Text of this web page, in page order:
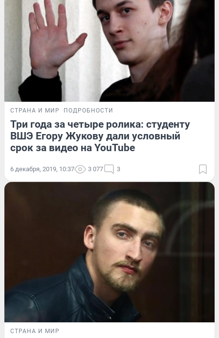
СТРАНА И МИР ПОДРОБНОСТИ
Три года за четыре ролика: студенту
ВШЭ Егору Жукову дали условный
срок за видео на YouTube
6 декабря, 2019, 10:37 3 077 3
СТРАНА И МИР